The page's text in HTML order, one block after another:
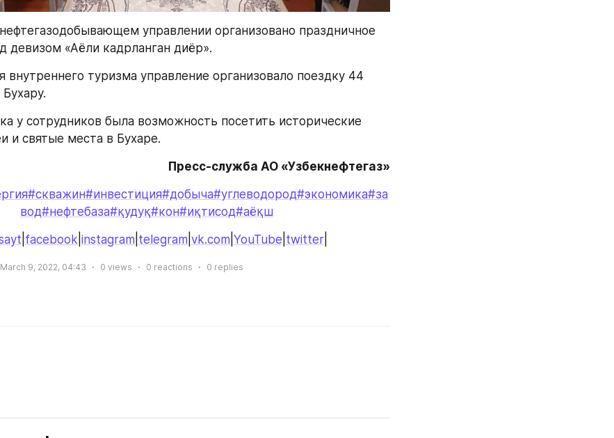
управлении организовано праздничное
девизом «Аёли кадрланган диёр».
внутреннего туризма управление организовало поездку 44
у сотрудников была возможность посетить исторические
и святые места в Бухаре.
Пресс-служба АО «Узбекнефтегаз»
#скважин#инвестиция#добыча#углеводород#экономика#за
вод#нефтебаза#қудуқ#кон#иқтисод#аёқш
facebook instagram telegram vk.com YouTube twitter
March 9, 2022, 04:43 0 views 0 reactions 0 replies